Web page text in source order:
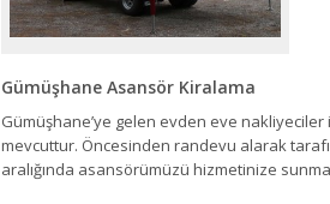
Gümüşhane Asansör Kiralama
Gümüşhane’ye gelen evden eve
mevcuttur. Öncesinden randevu alarak
aralığında asansörümüzü hizmetinize